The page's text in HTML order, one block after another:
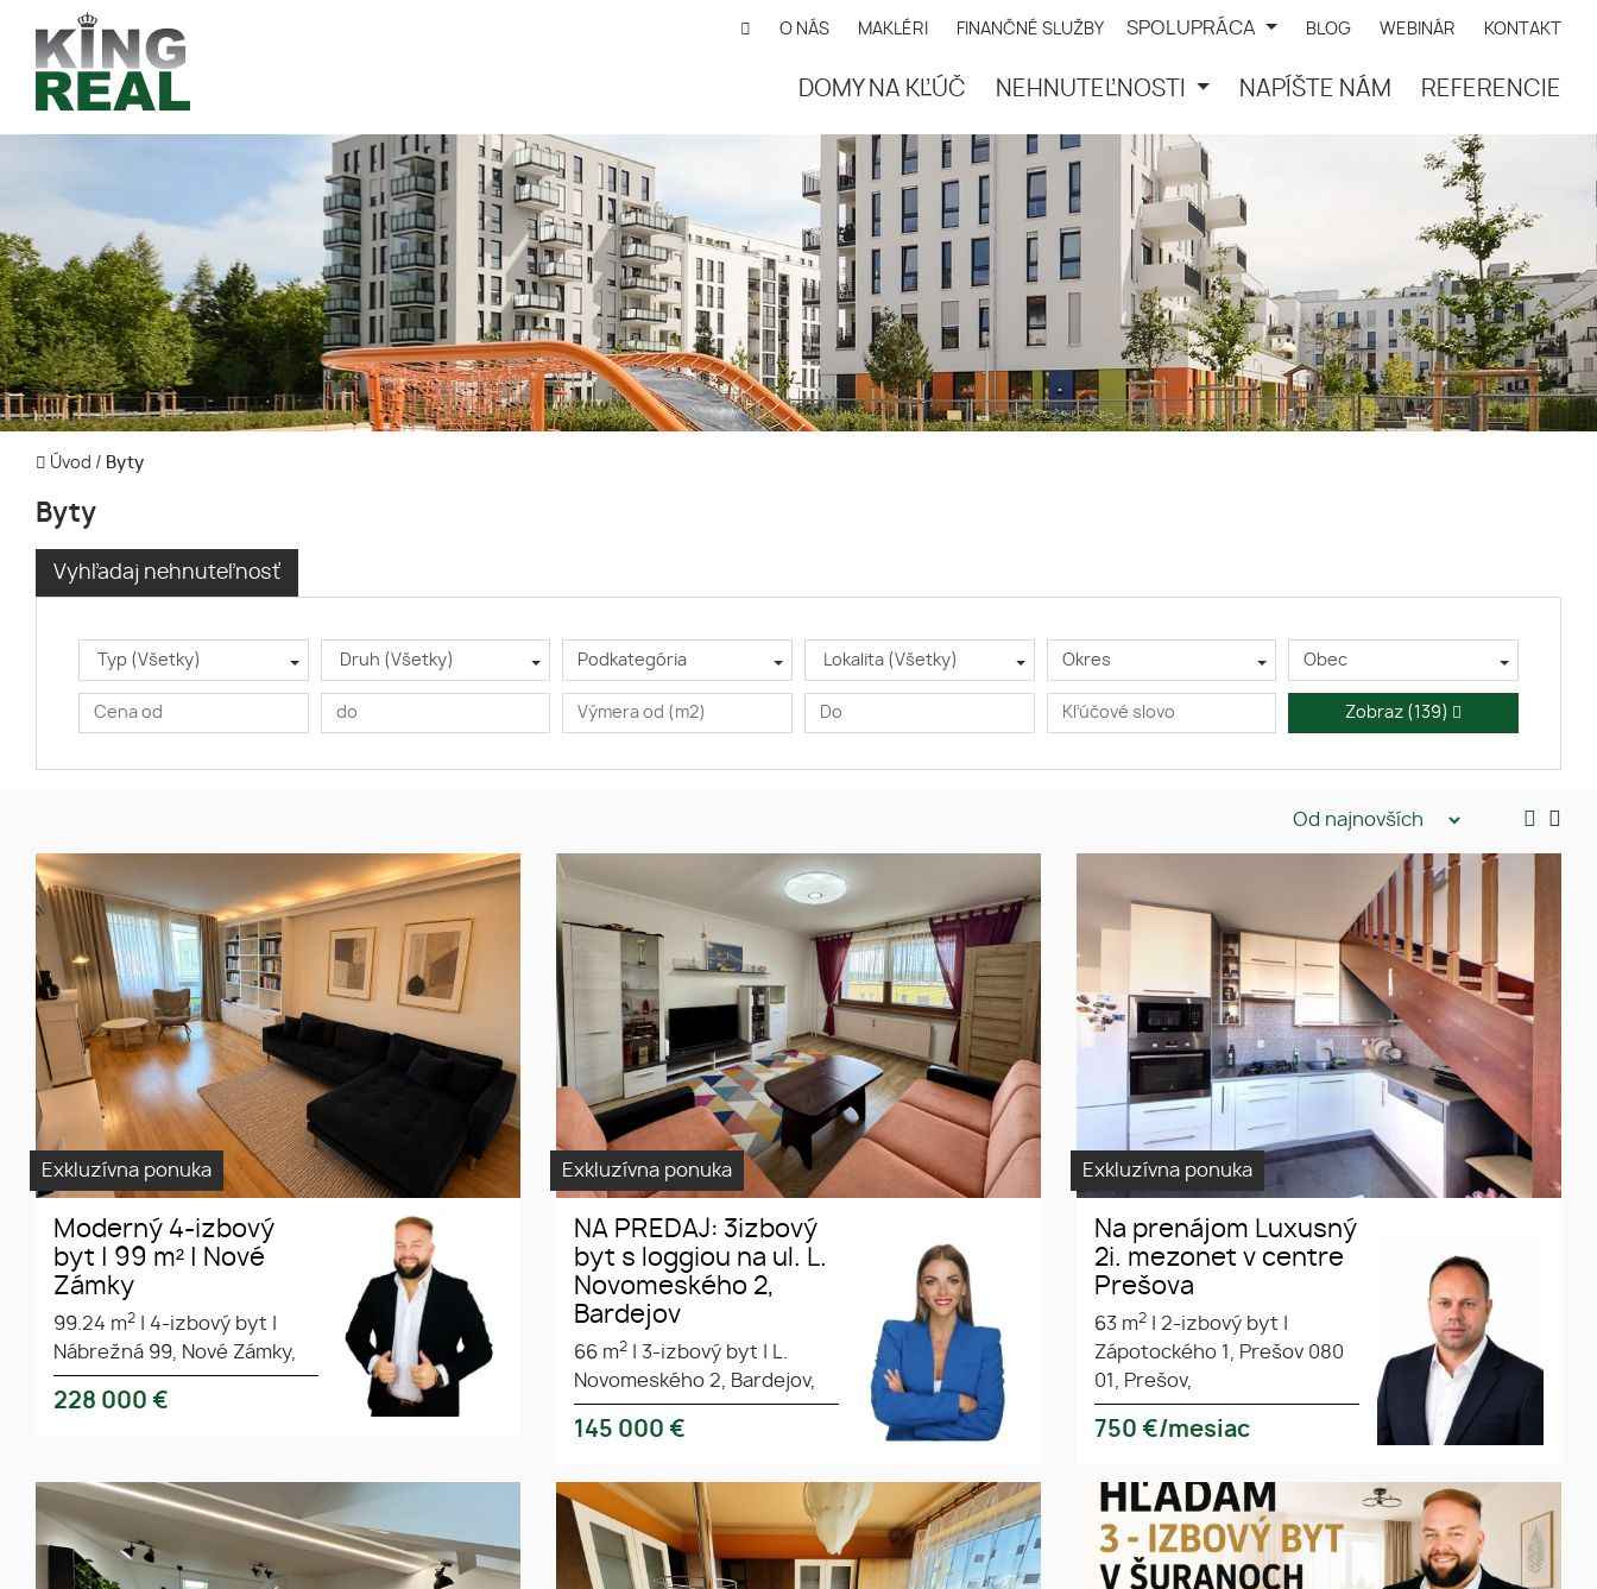
O NÁS MAKLÉRI FINANČNÉ SLUŽBY SPOLUPRÁCA BLOG WEBINÁR KONTAKT
DOMY NA KĽÚČ NEHNUTEĽNOSTI NAPÍŠTE NÁM REFERENCIE
Úvod / Byty
Byty
Vyhľadaj nehnuteľnosť
Typ (Všetky) Druh (Všetky) Podkategória Lokalita (Všetky) Okres Obec
Zobraz (139)
Exkluzívna ponuka
Moderný 4-izbový
byt | 99 m² | Nové
Zámky
99.24 m2 4-izbový byt
Nábrežná 99, Nové Zámky,
228 000 €
NA PREDAJ: 3izbový byt s
loggiou na ul. L. Novomeského
2, Bardejov
3izbový byt
bardejov
Exkluzívna ponuka
NA PREDAJ: 3izbový
byt s loggiou na ul. L.
Novomeského 2,
Bardejov
66 m2 3-izbový byt
L.
Novomeského 2, Bardejov,
145 000 €
mezonet v centre Prešova
Exkluzívna ponuka
Na prenájom Luxusný
2i. mezonet v centre
Prešova
63 m2 2-izbový byt
Zápotockého 1, Prešov 080
01, Prešov,
750 €/mesiac
Ponúkame Vám exkluzívne na
prenájom nadštandardný byt v
historickom centre mesta